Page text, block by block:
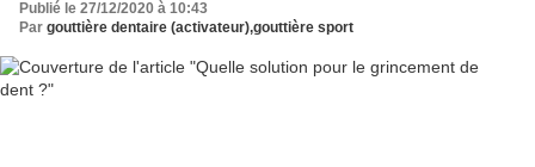
Publié le 27/12/2020 à 10:43
Par gouttière dentaire (activateur),gouttière sport